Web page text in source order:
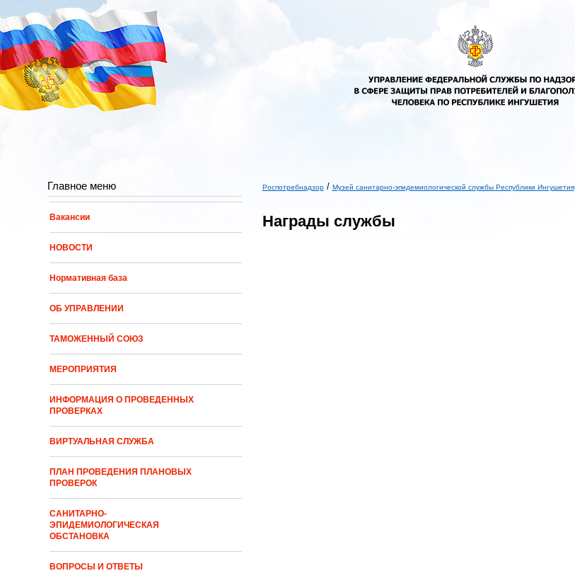
Перейти к основному содержанию
Главное меню
Вакансии
НОВОСТИ
Нормативная база
ОБ УПРАВЛЕНИИ
ТАМОЖЕННЫЙ СОЮЗ
МЕРОПРИЯТИЯ
ИНФОРМАЦИЯ О ПРОВЕДЕННЫХ
ПРОВЕРКАХ
ВИРТУАЛЬНАЯ СЛУЖБА
ПЛАН ПРОВЕДЕНИЯ ПЛАНОВЫХ
ПРОВЕРОК
САНИТАРНО-
ЭПИДЕМИОЛОГИЧЕСКАЯ
ОБСТАНОВКА
ВОПРОСЫ И ОТВЕТЫ
Роспотребнадзор / Музей санитарно-эпидемиологической службы Республики Ингушетия
Награды службы